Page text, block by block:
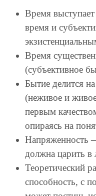
Время
время и
Время
(субъективное
Бытие делится
(неживое и
первым
опираясь на
Напряженность
должна царить в
Теоретический
способность, с